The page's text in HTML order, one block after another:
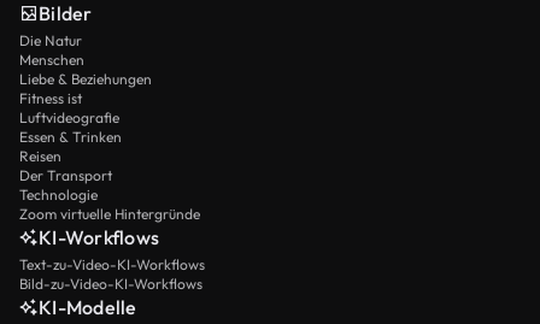
Bilder
Die Natur
Menschen
Liebe & Beziehungen
Fitness ist
Luftvideografie
Essen & Trinken
Reisen
Der Transport
Technologie
Zoom virtuelle Hintergründe
KI-Workflows
Text-zu-Video-KI-Workflows
Bild-zu-Video-KI-Workflows
KI-Modelle